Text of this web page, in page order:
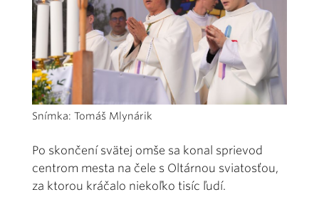
Snímka: Tomáš Mlynárik
Po skončení svätej omše sa konal sprievod
centrom mesta na čele s Oltárnou sviatosťou,
za ktorou kráčalo niekoľko tisíc ľudí.